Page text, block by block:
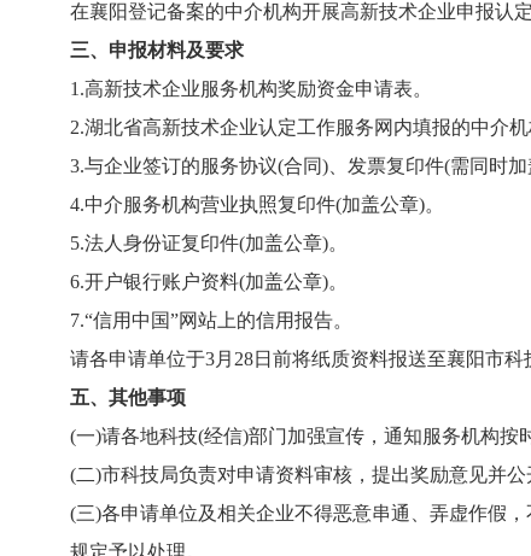
在襄阳登记备案的中介机构开展高新技术企业申报认
三、申报材料及要求
1 .高新技术企业服务机构奖励资金申请表。
2.湖北省高新技术企业认定工作服务网内填报的中介
3.与企业签订的服务协议(合同)、发票复印件(需同时
4.中介服务机构营业执照复印件(加盖公章)。
5.法人身份证复印件(加盖公章)。
6.开户银行账户资料(加盖公章)。
7.“信用中国”网站上的信用报告。
请各申请单位于3月28日前将纸质资料报送至襄阳市
五、其他事项
(一)请各地科技(经信)部门加强宣传，通知服务机构按
(二)市科技局负责对申请资料审核，提出奖励意见并
(三)各申请单位及相关企业不得恶意串通、弄虚作假
规定予以处理。